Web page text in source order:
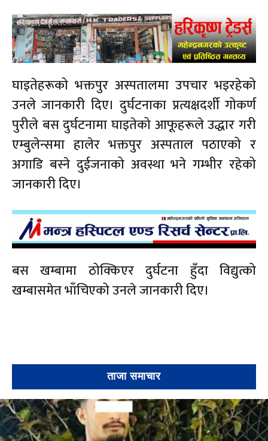
घाइतेहरूको भक्तपुर अस्पतालमा उपचार भइरहेको
उनले जानकारी दिए। दुर्घटनाका प्रत्यक्षदर्शी गोकर्ण
पुरीले बस दुर्घटनामा घाइतेको आफूहरूले उद्धार गरी
एम्बुलेन्समा हालेर भक्तपुर अस्पताल पठाएको र
अगाडि बस्ने दुईजनाको अवस्था भने गम्भीर रहेको
जानकारी दिए।
बस खम्बामा ठोक्किएर दुर्घटना हुँदा विद्युत्को
खम्बासमेत भाँचिएको उनले जानकारी दिए।
ताजा समाचार